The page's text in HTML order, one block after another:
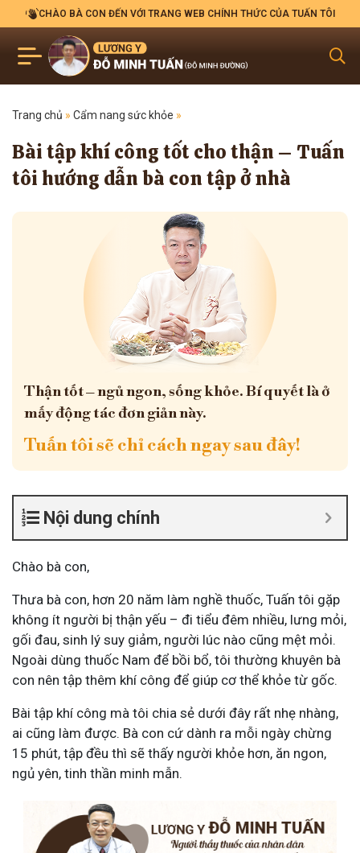
CHÀO BÀ CON ĐẾN VỚI TRANG WEB CHÍNH THỨC CỦA TUẤN TÔI
Trang chủ » Cẩm nang sức khỏe »
Bài tập khí công tốt cho thận – Tuấn
tôi hướng dẫn bà con tập ở nhà
Thận tốt – ngủ ngon, sống khỏe. Bí quyết là ở
mấy động tác đơn giản này.
Tuấn tôi sẽ chỉ cách ngay sau đây!
Nội dung chính
Chào bà con,
Thưa bà con, hơn 20 năm làm nghề thuốc, Tuấn tôi gặp
không ít người bị thận yếu – đi tiểu đêm nhiều, lưng mỏi,
gối đau, sinh lý suy giảm, người lúc nào cũng mệt mỏi.
Ngoài dùng thuốc Nam để bồi bổ, tôi thường khuyên bà
con nên tập thêm khí công để giúp cơ thể khỏe từ gốc.
Bài tập khí công mà tôi chia sẻ dưới đây rất nhẹ nhàng,
ai cũng làm được. Bà con cứ dành ra mỗi ngày chừng
15 phút, tập đều thì sẽ thấy người khỏe hơn, ăn ngon,
ngủ yên, tinh thần minh mẫn.